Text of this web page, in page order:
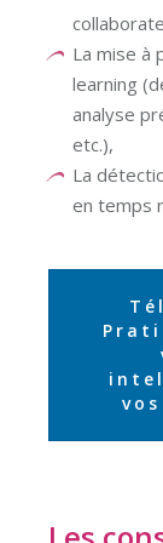
La mise à
learning
analyse
etc.),
La
en temps